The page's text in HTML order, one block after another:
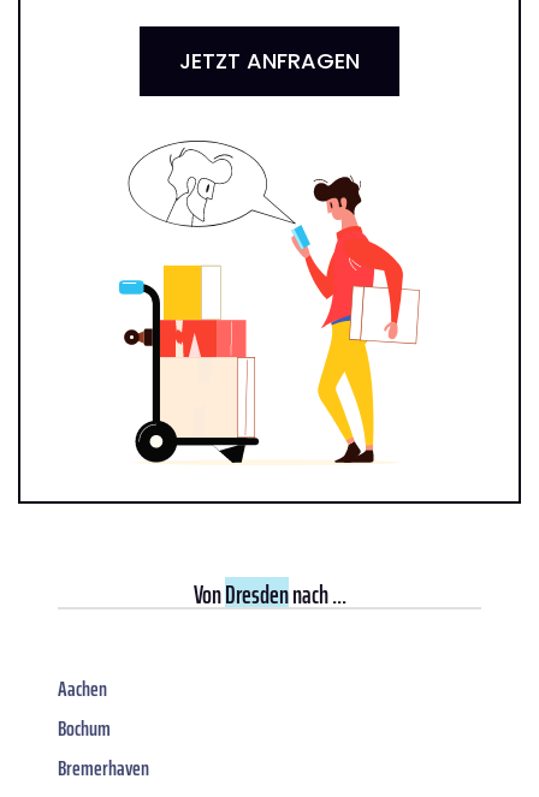
JETZT ANFRAGEN
VonDresdennach ...
Aachen
Bochum
Bremerhaven